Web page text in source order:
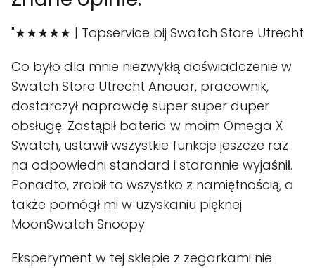
"★★★★★ | Topservice bij Swatch Store Utrecht
Co było dla mnie niezwykłą doświadczenie w
Swatch Store Utrecht Anouar, pracownik,
dostarczył naprawdę super super duper
obsługę. Zastąpił bateria w moim Omega X
Swatch, ustawił wszystkie funkcje jeszcze raz
na odpowiedni standard i starannie wyjaśnił.
Ponadto, zrobił to wszystko z namiętnością, a
także pomógł mi w uzyskaniu pięknej
MoonSwatch Snoopy
Eksperyment w tej sklepie z zegarkami nie